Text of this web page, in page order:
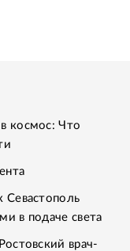
космос: Что
Севастополь
в подаче света
врач-